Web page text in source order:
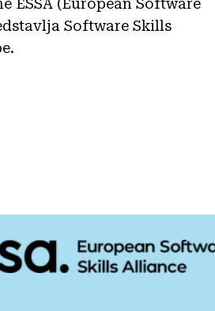
ESSA (European Software
Software Skills